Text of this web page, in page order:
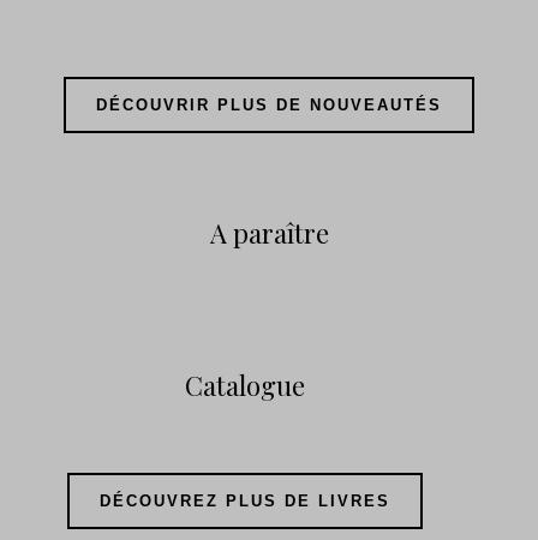
DÉCOUVRIR PLUS DE NOUVEAUTÉS
A paraître
Catalogue
DÉCOUVREZ PLUS DE LIVRES